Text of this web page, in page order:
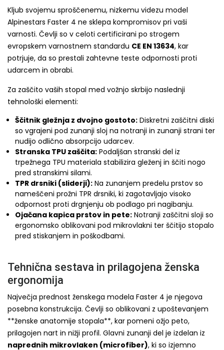
Kljub svojemu sproščenemu, nizkemu videzu model
Alpinestars Faster 4 ne sklepa kompromisov pri vaši
varnosti. Čevlji so v celoti certificirani po strogem
evropskem varnostnem standardu CE EN 13634, kar
potrjuje, da so prestali zahtevne teste odpornosti proti
udarcem in obrabi.
Za zaščito vaših stopal med vožnjo skrbijo naslednji
tehnološki elementi:
Ščitnik gležnja z dvojno gostoto: Diskretni zaščitni diski
so vgrajeni pod zunanji sloj na notranji in zunanji strani ter
nudijo odlično absorpcijo udarcev.
Stranska TPU zaščita: Podaljšan stranski del iz
trpežnega TPU materiala stabilizira gleženj in ščiti nogo
pred stranskimi silami.
TPR drsniki (sliderji): Na zunanjem predelu prstov so
nameščeni prožni TPR drsniki, ki zagotavljajo visoko
odpornost proti drgnjenju ob podlago pri nagibanju.
Ojačana kapica prstov in pete: Notranji zaščitni sloji so
ergonomsko oblikovani pod mikrovlakni ter ščitijo stopalo
pred stiskanjem in poškodbami.
Tehnična sestava in prilagojena ženska
ergonomija
Največja prednost ženskega modela Faster 4 je njegova
posebna konstrukcija. Čevlji so oblikovani z upoštevanjem
**ženske anatomije stopala**, kar pomeni ožjo peto,
prilagojen nart in nižji profil. Glavni zunanji del je izdelan iz
naprednih mikrovlaken (microfiber), ki so izjemno